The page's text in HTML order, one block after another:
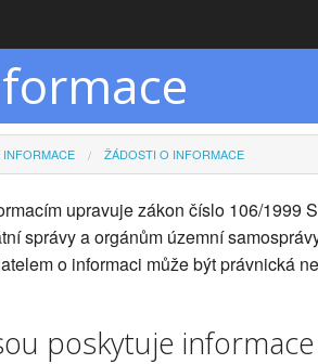
INFORMACE ŽÁDOSTI O INFORMACE
upravuje zákon číslo 106/1999
správy a orgánům územní
o informaci může být právnická
poskytuje informace